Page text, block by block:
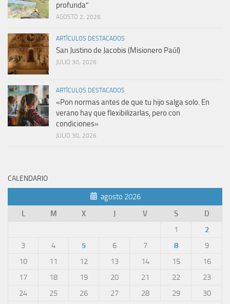
profunda”
AGOSTO 2, 2026
ARTÍCULOS DESTACADOS
San Justino de Jacobis (Misionero Paúl)
JULIO 30, 2026
ARTÍCULOS DESTACADOS
«Pon normas antes de que tu hijo salga solo. En
verano hay que flexibilizarlas, pero con
condiciones»
JULIO 30, 2026
CALENDARIO
agosto 2026
L
M X J V S
D
1
2
3
4 5 6 7 8
9
10
11 12 13 14 15
16
17
18 19 20 21 22
23
24
25 26 27 28 29
30